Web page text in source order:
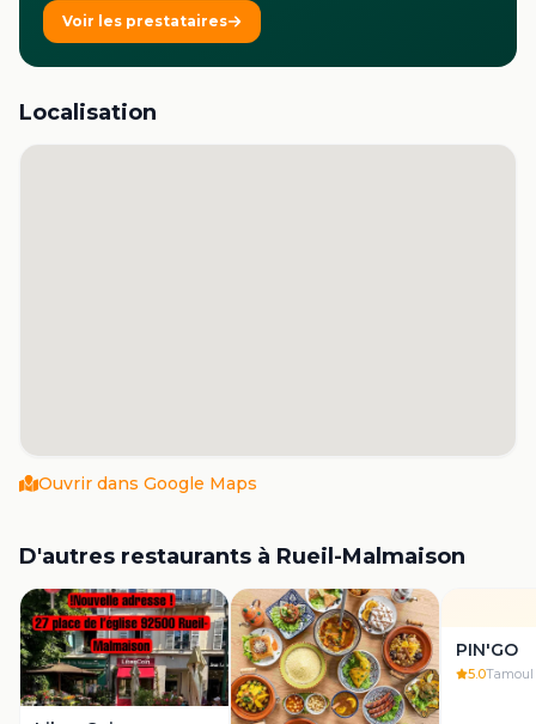
Voir les prestataires
Localisation
Ouvrir dans Google Maps
D'autres restaurants à Rueil-Malmaison
PIN'GO
5.0Tamoul